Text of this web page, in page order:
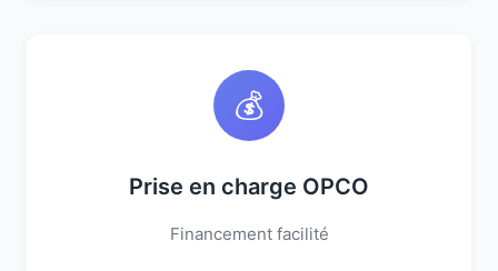
💰
Prise en charge OPCO
Financement facilité